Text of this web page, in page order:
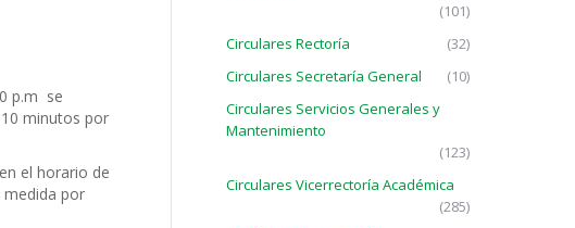
p.m se
minutos por
el horario de
medida por
(101)
Circulares Rectoría
(32)
Circulares Secretaría General
(10)
Circulares Servicios Generales y
Mantenimiento
(123)
Circulares Vicerrectoría Académica
(285)